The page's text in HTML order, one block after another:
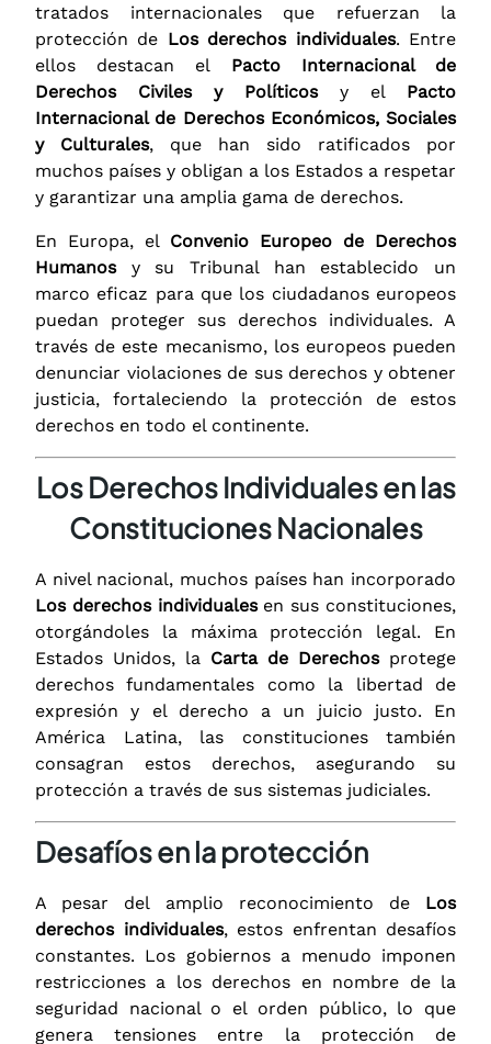
tratados internacionales que refuerzan la
protección de Los derechos individuales. Entre
ellos destacan el Pacto Internacional de
Derechos Civiles y Políticosy el Pacto
Internacional de Derechos Económicos, Sociales
y Culturales, que han sido ratificados por
muchos países y obligan a los Estados a respetar
y garantizar una amplia gama de derechos.
En Europa, el Convenio Europeo de Derechos
Humanosy su Tribunal han establecido un
marco eficaz para que los ciudadanos europeos
puedan proteger sus derechos individuales. A
través de este mecanismo, los europeos pueden
denunciar violaciones de sus derechos y obtener
justicia, fortaleciendo la protección de estos
derechos en todo el continente.
Los Derechos Individuales en las
Constituciones Nacionales
A nivel nacional, muchos países han incorporado
Los derechos individualesen sus constituciones,
otorgándoles la máxima protección legal. En
Estados Unidos, la Carta de Derechosprotege
derechos fundamentales como la libertad de
expresión y el derecho a un juicio justo. En
América Latina, las constituciones también
consagran estos derechos, asegurando su
protección a través de sus sistemas judiciales.
Desafíos en la protección
A pesar del amplio reconocimiento de Los
derechos individuales, estos enfrentan desafíos
constantes. Los gobiernos a menudo imponen
restricciones a los derechos en nombre de la
seguridad nacional o el orden público, lo que
genera tensiones entre la protección de